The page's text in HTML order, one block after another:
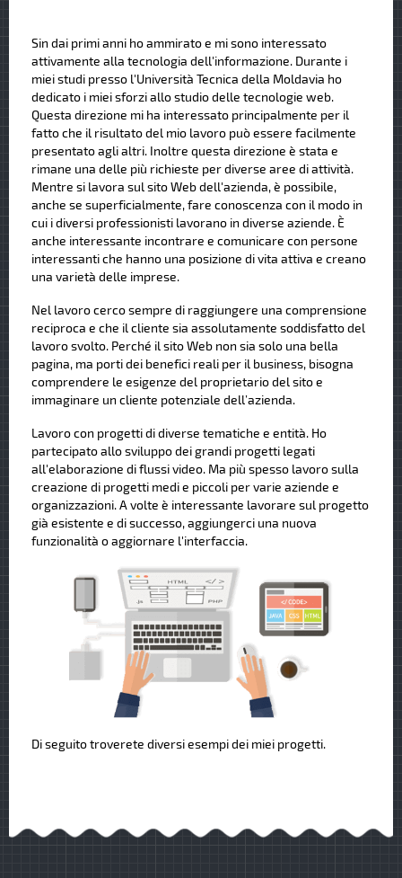
Sin dai primi anni ho ammirato e mi sono interessato
attivamente alla tecnologia dell'informazione. Durante i
miei studi presso l'Università Tecnica della Moldavia ho
dedicato i miei sforzi allo studio delle tecnologie web.
Questa direzione mi ha interessato principalmente per il
fatto che il risultato del mio lavoro può essere facilmente
presentato agli altri. Inoltre questa direzione è stata e
rimane una delle più richieste per diverse aree di attività.
Mentre si lavora sul sito Web dell'azienda, è possibile,
anche se superficialmente, fare conoscenza con il modo in
cui i diversi professionisti lavorano in diverse aziende. È
anche interessante incontrare e comunicare con persone
interessanti che hanno una posizione di vita attiva e creano
una varietà delle imprese.
Nel lavoro cerco sempre di raggiungere una comprensione
reciproca e che il cliente sia assolutamente soddisfatto del
lavoro svolto. Perché il sito Web non sia solo una bella
pagina, ma porti dei benefici reali per il business, bisogna
comprendere le esigenze del proprietario del sito e
immaginare un cliente potenziale dell’azienda.
Lavoro con progetti di diverse tematiche e entità. Ho
partecipato allo sviluppo dei grandi progetti legati
all'elaborazione di flussi video. Ma più spesso lavoro sulla
creazione di progetti medi e piccoli per varie aziende e
organizzazioni. A volte è interessante lavorare sul progetto
già esistente e di successo, aggiungerci una nuova
funzionalità o aggiornare l'interfaccia.
Di seguito troverete diversi esempi dei miei progetti.